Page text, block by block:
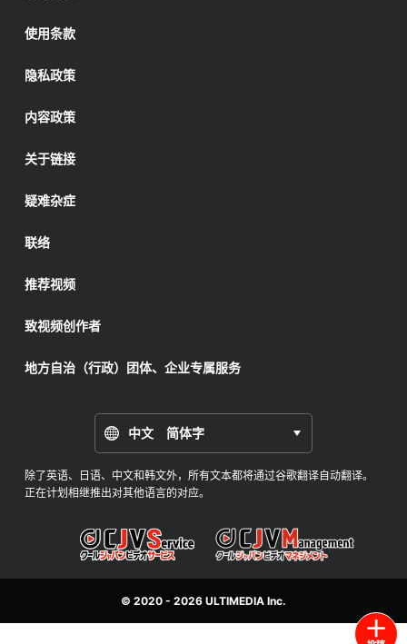
使用条款
隐私政策
内容政策
关于链接
疑难杂症
联络
推荐视频
致视频创作者
地方自治（行政）团体、企业专属服务
中文 简体字
除了英语、日语、中文和韩文外，所有文本都将通过谷歌翻译自动翻译。
正在计划相继推出对其他语言的对应。
© 2020 - 2026 ULTIMEDIA Inc.